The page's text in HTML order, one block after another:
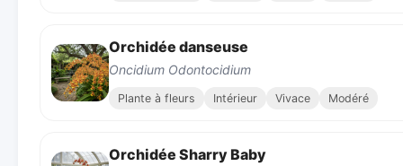
Orchidée danseuse
Oncidium Odontocidium
Plante à fleurs Intérieur Vivace Modéré
Orchidée Sharry Baby